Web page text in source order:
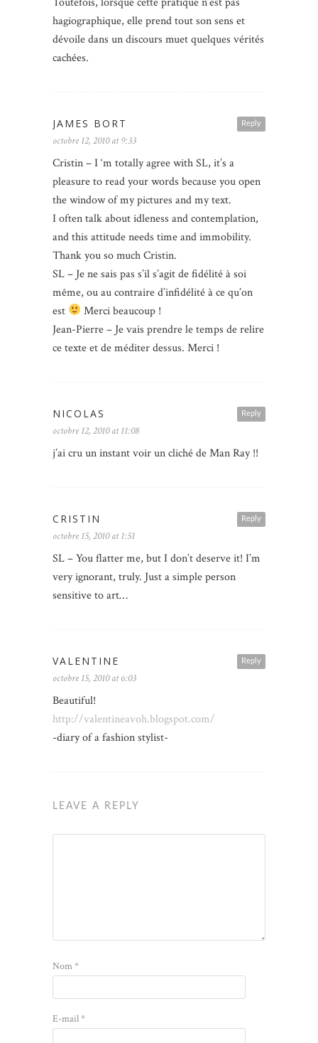
hagiographique, elle prend tout son sens et
dévoile dans un discours muet quelques vérités
cachées.
Reply
JAMES BORT
octobre 12, 2010 at 9:33
Cristin – I ‘m totally agree with SL, it’s a
pleasure to read your words because you open
the window of my pictures and my text.
I often talk about idleness and contemplation,
and this attitude needs time and immobility.
Thank you so much Cristin.
SL – Je ne sais pas s’il s’agit de fidélité à soi
même, ou au contraire d’infidélité à ce qu’on
est
Merci beaucoup !
Jean-Pierre – Je vais prendre le temps de relire
ce texte et de méditer dessus. Merci !
Reply
NICOLAS
octobre 12, 2010 at 11:08
j’ai cru un instant voir un cliché de Man Ray !!
Reply
CRISTIN
octobre 15, 2010 at 1:51
SL – You flatter me, but I don’t deserve it! I’m
very ignorant, truly. Just a simple person
sensitive to art…
Reply
VALENTINE
octobre 15, 2010 at 6:03
Beautiful!
http://valentineavoh.blogspot.com/
-diary of a fashion stylist-
LEAVE A REPLY
Nom*
E-mail*